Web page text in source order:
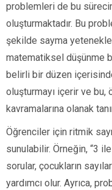
problemleri de bu
oluşturmaktadır. Bu
şekilde sayma
matematiksel düşünme
belirli bir düzen
oluşturmayı içerir ve bu,
kavramalarına olanak
Öğrenciler için ritmik
sunulabilir. Örneğin, “3 ile
sorular, çocukların
yardımcı olur. Ayrıca,